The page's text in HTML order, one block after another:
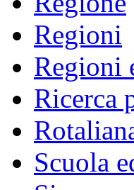
Regioni
Regioni
Ricerca
Scuola